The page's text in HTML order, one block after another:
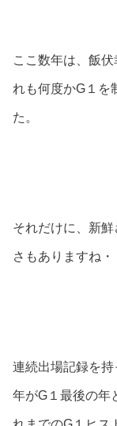
ここ数年は、飯
れも何度かG１を
た。
それだけに、新
さもありますね・
連続出場記録を
年がG１最後の年